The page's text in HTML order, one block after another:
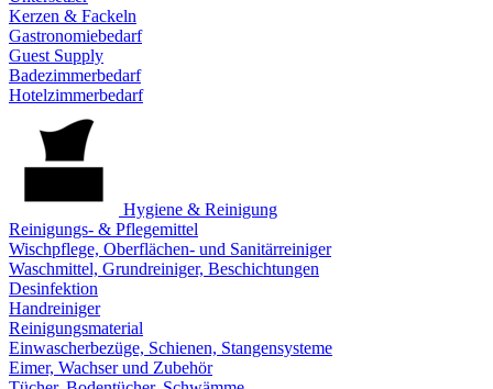
Kerzen & Fackeln
Gastronomiebedarf
Guest Supply
Badezimmerbedarf
Hotelzimmerbedarf
Hygiene & Reinigung
Reinigungs- & Pflegemittel
Wischpflege, Oberflächen- und Sanitärreiniger
Waschmittel, Grundreiniger, Beschichtungen
Desinfektion
Handreiniger
Reinigungsmaterial
Einwascherbezüge, Schienen, Stangensysteme
Eimer, Wachser und Zubehör